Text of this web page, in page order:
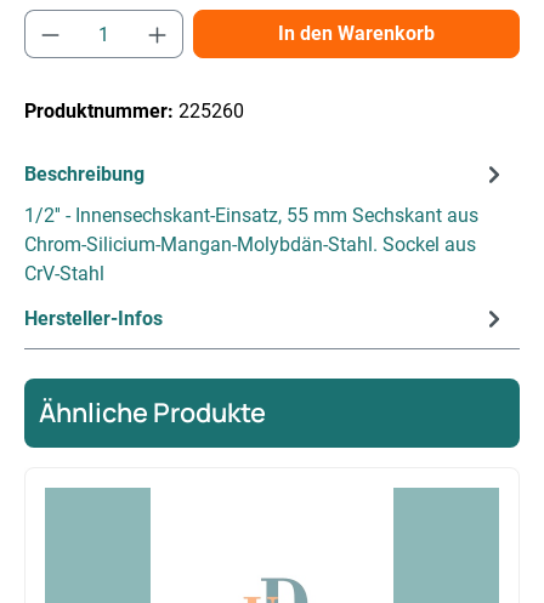
Produkt Anzahl: Gib den gewünschten
In den Warenkorb
Produktnummer: 225260
Beschreibung
1/2'' - Innensechskant-Einsatz, 55 mm Sechskant aus
Chrom-Silicium-Mangan-Molybdän-Stahl. Sockel aus
CrV-Stahl
Hersteller-Infos
Ähnliche Produkte